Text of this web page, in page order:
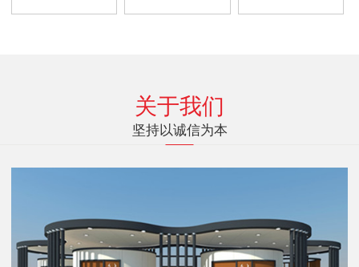
关于我们
坚持以诚信为本